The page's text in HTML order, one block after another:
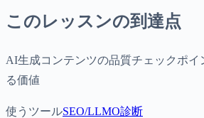
このレッスンの到達点
AI生成コンテンツの品質チェックポイ
る価値
使うツールSEO/LLMO診断